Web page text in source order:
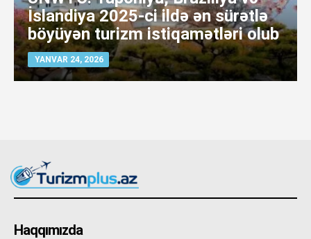
İslandiya 2025-ci ildə ən sürətlə
böyüyən turizm istiqamətləri olub
YANVAR 24, 2026
Haqqımızda